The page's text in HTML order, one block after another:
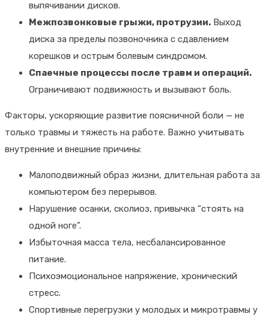
выпячивании дисков.
Межпозвонковые грыжи, протрузии. Выход
диска за пределы позвоночника с сдавлением
корешков и острым болевым синдромом.
Спаечные процессы после травм и операций.
Ограничивают подвижность и вызывают боль.
Факторы, ускоряющие развитие поясничной боли — не
только травмы и тяжесть на работе. Важно учитывать
внутренние и внешние причины:
Малоподвижный образ жизни, длительная работа за
компьютером без перерывов.
Нарушение осанки, сколиоз, привычка “стоять на
одной ноге”.
Избыточная масса тела, несбалансированное
питание.
Психоэмоциональное напряжение, хронический
стресс.
Спортивные перегрузки у молодых и микротравмы у